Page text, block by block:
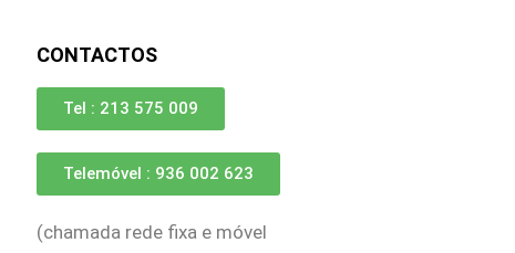
CONTACTOS
Tel : 213 575 009
Telemóvel : 936 002 623
(chamada rede fixa e móvel